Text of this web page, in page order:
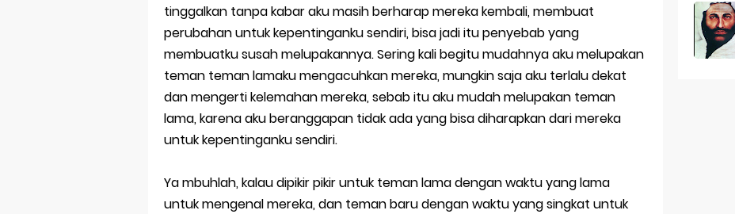
Akan Kemanakah Aku Ini | Catatan Akhir Tahun 2017
Tak Terlupakan Lirik - Endank Soekamti
SYAIR KRASAN MONDOK ibuk bapak kulo matur
tinggalkan tanpa kabar aku masih berharap mereka kembali, membuat
perubahan untuk kepentinganku sendiri, bisa jadi itu penyebab yang
membuatku susah melupakannya. Sering kali begitu mudahnya aku melupakan
teman teman lamaku mengacuhkan mereka, mungkin saja aku terlalu dekat
dan mengerti kelemahan mereka, sebab itu aku mudah melupakan teman
lama, karena aku beranggapan tidak ada yang bisa diharapkan dari mereka
untuk kepentinganku sendiri.
Ya mbuhlah, kalau dipikir pikir untuk teman lama dengan waktu yang lama
untuk mengenal mereka, dan teman baru dengan waktu yang singkat untuk